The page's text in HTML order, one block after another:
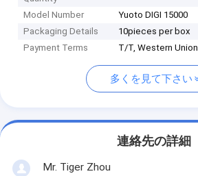
Model Number
Yuoto DIGI 15000
Packaging Details
10pieces per box
Payment Terms
T/T, Western Union
多くを見て下さい
連絡先の詳細
Mr. Tiger Zhou